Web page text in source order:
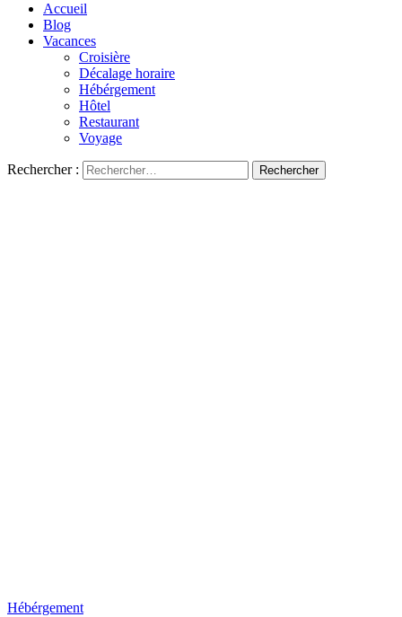
Accueil
Blog
Vacances
Croisière
Décalage horaire
Hébérgement
Hôtel
Restaurant
Voyage
Rechercher :
Hébérgement